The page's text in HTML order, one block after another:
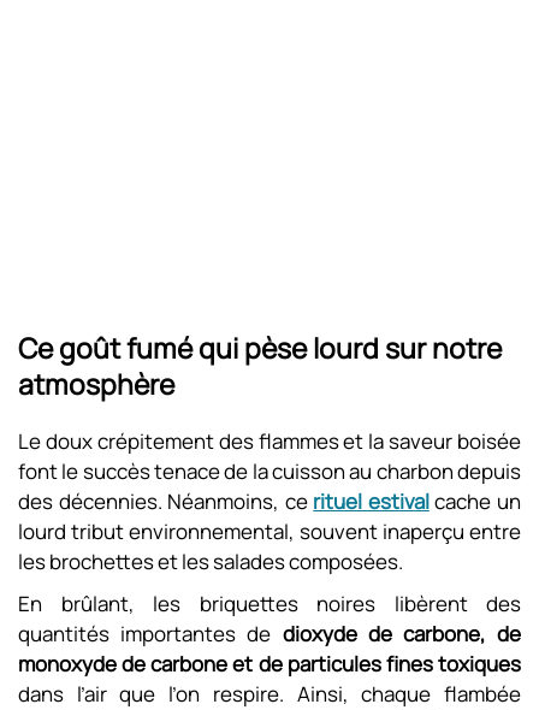
Ce goût fumé qui pèse lourd sur notre
atmosphère
Le doux crépitement des flammes et la saveur boisée
font le succès tenace de la cuisson au charbon depuis
des décennies. Néanmoins, ce rituel estivalcache un
lourd tribut environnemental, souvent inaperçu entre
les brochettes et les salades composées.
En brûlant, les briquettes noires libèrent des
quantités importantes de dioxyde de carbone, de
monoxyde de carbone et de particules fines toxiques
dans l’air que l’on respire. Ainsi, chaque flambée